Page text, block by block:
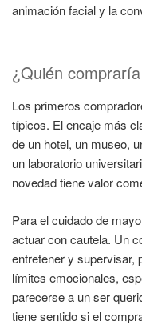
animación facial y la
¿Quién
Los primeros
típicos. El encaje más
de un hotel, un museo,
un laboratorio
novedad tiene valor
Para el cuidado de
actuar con cautela. Un
entretener y supervisar,
límites emocionales,
parecerse a un ser
tiene sentido si el